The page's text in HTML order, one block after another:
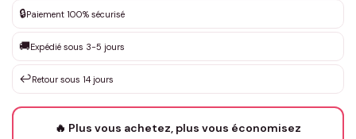
Que souhaitez-vous ?*
Votre texte / idée*
🔒Paiement 100% sécurisé
🚚Expédié sous 3-5 jours
↩️Retour sous 14 jours
🔥 Plus vous achetez, plus vous économisez